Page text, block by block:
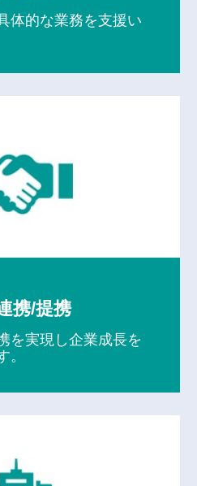
体的な業務を支援い
携/提携
を実現し企業成長を
。